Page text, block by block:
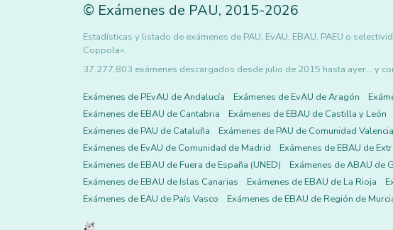
© Exámenes de PAU, 2015-2026
Estadísticas y listado de exámenes de PAU, EvAU, EBAU, PAEU o
Coppola».
37.277.803 exámenes descargados desde julio de 2015 hasta ayer... y
Exámenes de PEvAU de Andalucía Exámenes de EvAU de Aragón
Exámenes de EBAU de Cantabria
Exámenes de EBAU de Castilla y León
Exámenes de PAU de Cataluña
Exámenes de PAU de Comunidad
Exámenes de EvAU de Comunidad de Madrid
Exámenes de EBAU de
Exámenes de EBAU de Fuera de España (UNED)
Exámenes de ABAU de
Exámenes de EBAU de Islas Canarias
Exámenes de EBAU de La Rioja
Exámenes de EAU de País Vasco
Exámenes de EBAU de Región de